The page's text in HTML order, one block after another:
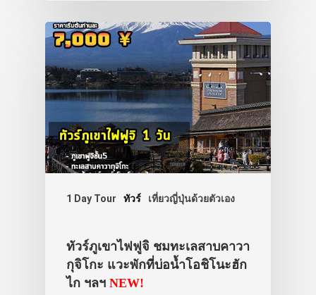
1 Day Tour ทัวร์ เที่ยวญี่ปุ่นด้วยตัวเอง
ทัวร์ภูเขาไฟฟูจิ ชมทะเลสาบคาวา
กุจิโกะ แวะพักที่บ่อน้ำโอชิโนะฮัก
ไก ฯลฯ NEW!